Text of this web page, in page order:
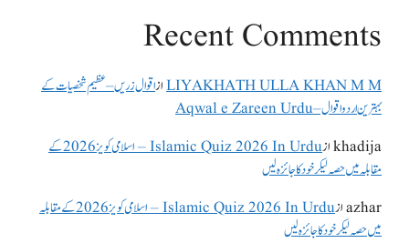
Recent Comments
LIYAKHATH ULLA KHAN M Mازاقوال زریں – عظیم شخصیات کے
بہترین اردو اقوال – Aqwal e Zareen Urdu
khadijaاز
Islamic Quiz 2026 In Urdu – اسلامی کویز 2026 کے
مقابلہ میں حصہ لیکر خود کا جائزہ لیں
azharاز
Islamic Quiz 2026 In Urdu – اسلامی کویز 2026 کے مقابلہ
میں حصہ لیکر خود کا جائزہ لیں